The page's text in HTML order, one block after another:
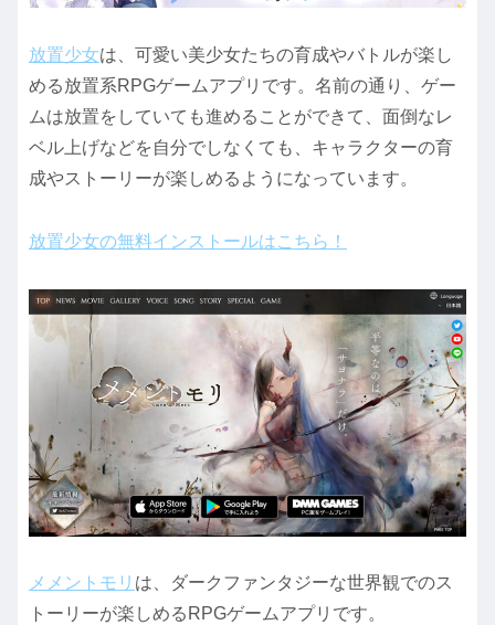
放置少女は、可愛い美少女たちの育成やバトルが楽し
める放置系RPGゲームアプリです。名前の通り、ゲー
ムは放置をしていても進めることができて、面倒なレ
ベル上げなどを自分でしなくても、キャラクターの育
成やストーリーが楽しめるようになっています。
放置少女の無料インストールはこちら！
メメントモリ は、ダークファンタジーな世界観でのス
トーリーが楽しめるRPGゲームアプリです。